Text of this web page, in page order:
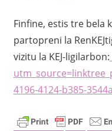
Finfine, estis tre bela
partopreni la
vizitu la KEJ-ligilarbon:
4196-4124-b385-